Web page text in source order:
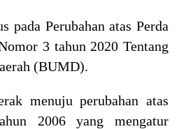
pada Perubahan atas Perda
3 tahun 2020 Tentang
(BUMD).
menuju perubahan atas
2006 yang mengatur